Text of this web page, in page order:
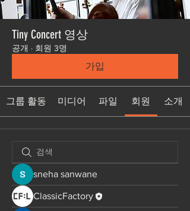
Tiny Concert 영상
공개 · 회원 3명
가입
그룹 활동 미디어 파일 회원 소개
sneha sanwane
ClassicFactory